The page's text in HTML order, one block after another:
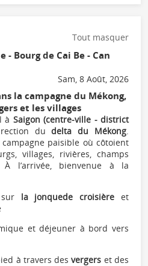
Tout masquer
- Bourg de Cai Be - Can
Sam, 8 Août, 2026
la campagne du Mékong,
et les villages
à Saigon (centre-ville - district
dudelta du Mékong.
paisible où côtoient
villages, rivières, champs
l’arrivée, bienvenue à la
la jonquede croisière et
et déjeuner à bord vers
à travers desvergers et des